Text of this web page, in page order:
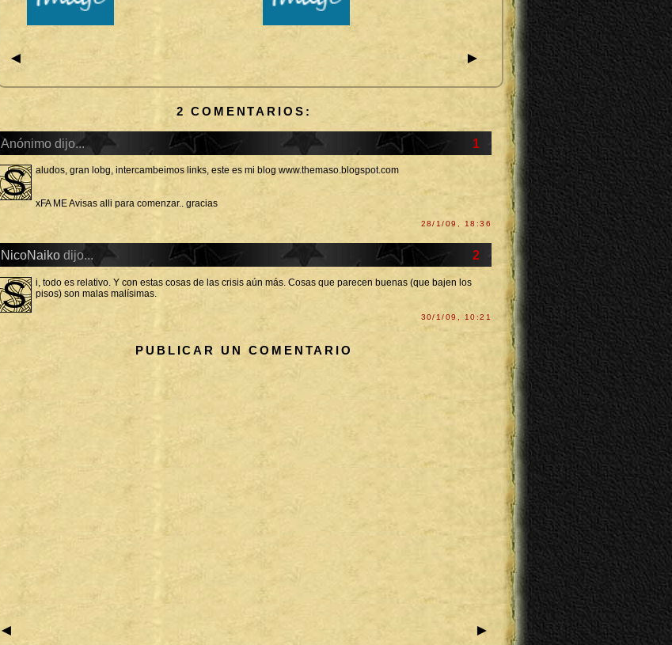
◄ ►
2 COMENTARIOS:
Anónimo dijo... 1
S aludos, gran lobg, intercambeimos links, este es mi blog www.themaso.blogspot.com
xFA ME Avisas alli para comenzar.. gracias
28/1/09, 18:36
NicoNaiko dijo... 2
S
i, todo es relativo. Y con estas cosas de las crisis aún más. Cosas que parecen buenas (que bajen los
pisos) son malas malísimas.
30/1/09, 10:21
PUBLICAR UN COMENTARIO
◄ ►